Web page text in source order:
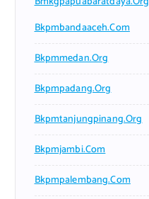
Bkpmbandaaceh.com
Bkpmmedan.org
Bkpmpadang.org
Bkpmtanjungpinang.org
Bkpmjambi.com
Bkpmpalembang.com